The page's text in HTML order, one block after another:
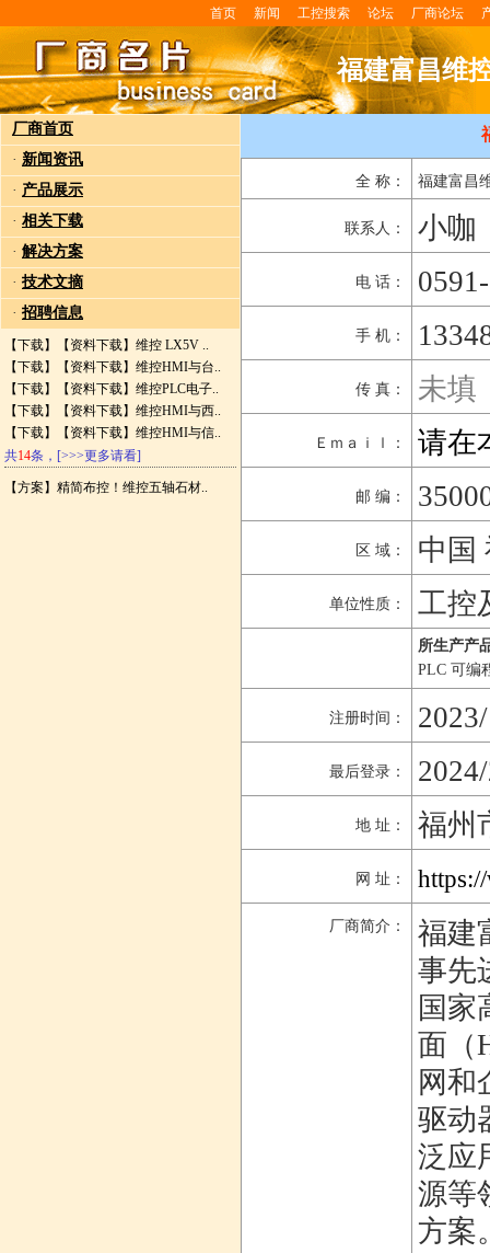
首页 新闻 工控搜索 论坛 厂商论坛
福建富昌维
厂商首页
· 新闻资讯
· 产品展示
· 相关下载
· 解决方案
· 技术文摘
· 招聘信息
【下载】
【资料下载】维控 LX5V ..
【下载】
【资料下载】维控HMI与台..
【下载】
【资料下载】维控PLC电子..
【下载】
【资料下载】维控HMI与西..
【下载】
【资料下载】维控HMI与信..
共14条， [>>>更多请看]
【方案】 精简布控！维控五轴石材..
全 称： 福建富昌
联系人： 小咖
电 话：
手 机：
传 真： 未填
Ｅｍａｉｌ： 请在
邮 编：
区 域： 中国
单位性质： 工控
所生产产
PLC 可编
注册时间：
最后登录：
地 址： 福州
网 址：
厂商简介：
福建
事先
国家
面（
网和
驱动
泛应
源等
方案